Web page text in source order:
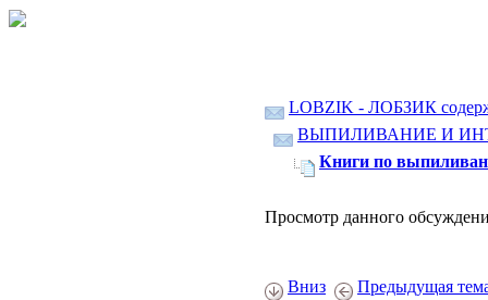
LOBZIK - ЛОБЗИК
ВЫПИЛИВАНИЕ И
Книги по
Просмотр данного
Вниз Предыдущая